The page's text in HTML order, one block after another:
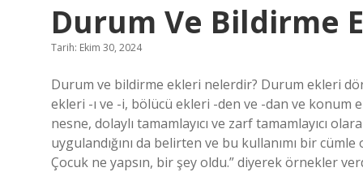
Durum Ve Bildirme
Tarih: Ekim 30, 2024
Durum ve bildirme ekleri nelerdir? Durum ekleri
ekleri -ı ve -i, bölücü ekleri -den ve -dan ve konum
nesne, dolaylı tamamlayıcı ve zarf tamamlayıcı
uygulandığını da belirten ve bu kullanımı bir
Çocuk ne yapsın, bir şey oldu.” diyerek örnekler